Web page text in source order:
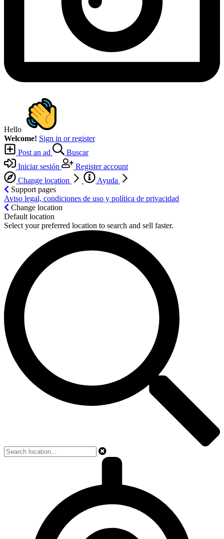
Hello
Welcome! Sign in or register
Post an ad
Buscar
Iniciar sesión
Register account
Change location
Ayuda
Support pages
Aviso legal, condiciones de uso y política de privacidad
Change location
Default location
Select your preferred location to search and sell faster.